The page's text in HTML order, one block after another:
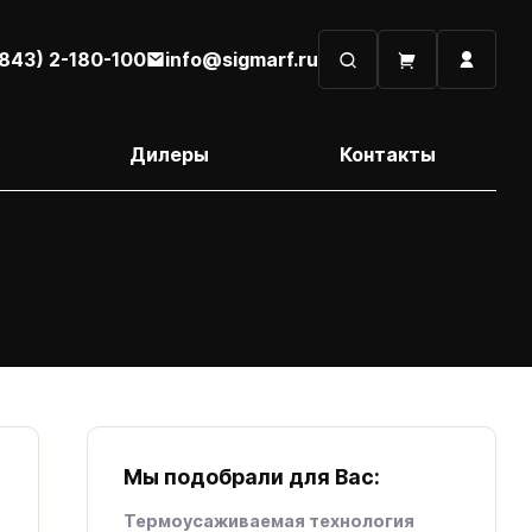
2-180-100 info@sigmarf.ru
Дилеры Контакты
Мы подобрали для Вас:
Термоусаживаемая технология